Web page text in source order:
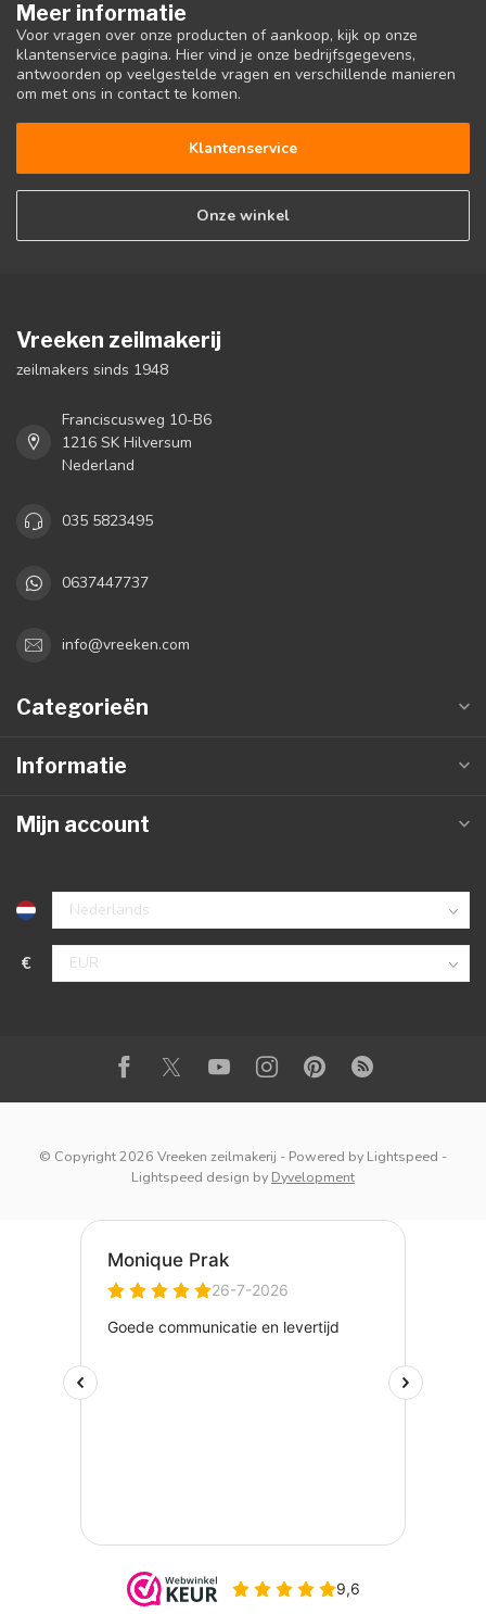
Meer informatie
Voor vragen over onze producten of aankoop, kijk op onze
klantenservice pagina. Hier vind je onze bedrijfsgegevens,
antwoorden op veelgestelde vragen en verschillende manieren
om met ons in contact te komen.
Klantenservice
Onze winkel
Vreeken zeilmakerij
zeilmakers sinds 1948
Franciscusweg 10-B6
1216 SK Hilversum
Nederland
035 5823495
0637447737
info@vreeken.com
Categorieën
Informatie
Mijn account
€
© Copyright 2026 Vreeken zeilmakerij - Powered by Lightspeed -
Lightspeed design by Dyvelopment